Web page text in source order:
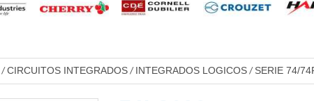
/ CIRCUITOS INTEGRADOS / INTEGRADOS LOGICOS / SERIE 74/